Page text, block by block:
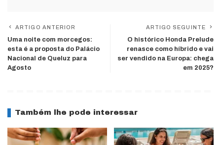
ARTIGO ANTERIOR
Uma noite com morcegos:
esta é a proposta do Palácio
Nacional de Queluz para
Agosto
ARTIGO SEGUINTE
O histórico Honda Prelude
renasce como híbrido e vai
ser vendido na Europa: chega
em 2025?
Também lhe pode interessar